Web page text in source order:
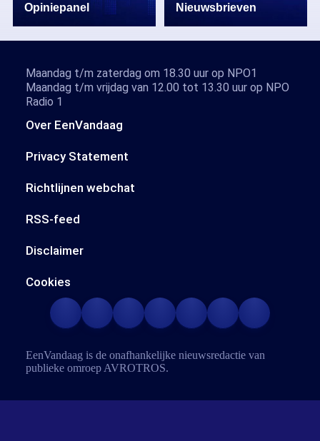
Opiniepanel Nieuwsbrieven
Over EenVandaag
Privacy Statement
Richtlijnen webchat
RSS-feed
Disclaimer
Cookies
Maandag t/m zaterdag om 18.30 uur op NPO1
Maandag t/m vrijdag van 12.00 tot 13.30 uur op NPO
Radio 1
EenVandaag is de onafhankelijke nieuwsredactie van
publieke omroep AVROTROS.